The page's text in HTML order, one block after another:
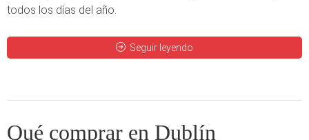
todos los días del año.
Seguir leyendo
Qué comprar en Dublín